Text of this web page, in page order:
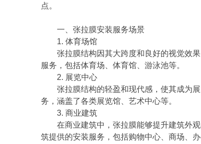
点。
一、张拉膜安装服务场景
1. 体育场馆
张拉膜结构因其大跨度和良好的视觉效
服务，包括体育场、体育馆、游泳池等。
2. 展览中心
张拉膜结构的轻盈和现代感，使其成为
务，涵盖了各类展览馆、艺术中心等。
3. 商业建筑
在商业建筑中，张拉膜能够提升建筑外
筑提供的安装服务，包括购物中心、商场、办